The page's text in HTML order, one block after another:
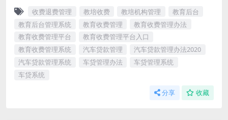
收费退费管理 教培收费 教培机构管理
教育后台
教育后台管理系统
教育收费管理
教育收费管理办法
教育收费管理平台
教育收费管理平台入口
教育收费管理系统
汽车贷款管理
汽车贷款管理办法2020
汽车贷款管理系统
车贷管理办法
车贷管理系统
车贷系统
分享 收藏